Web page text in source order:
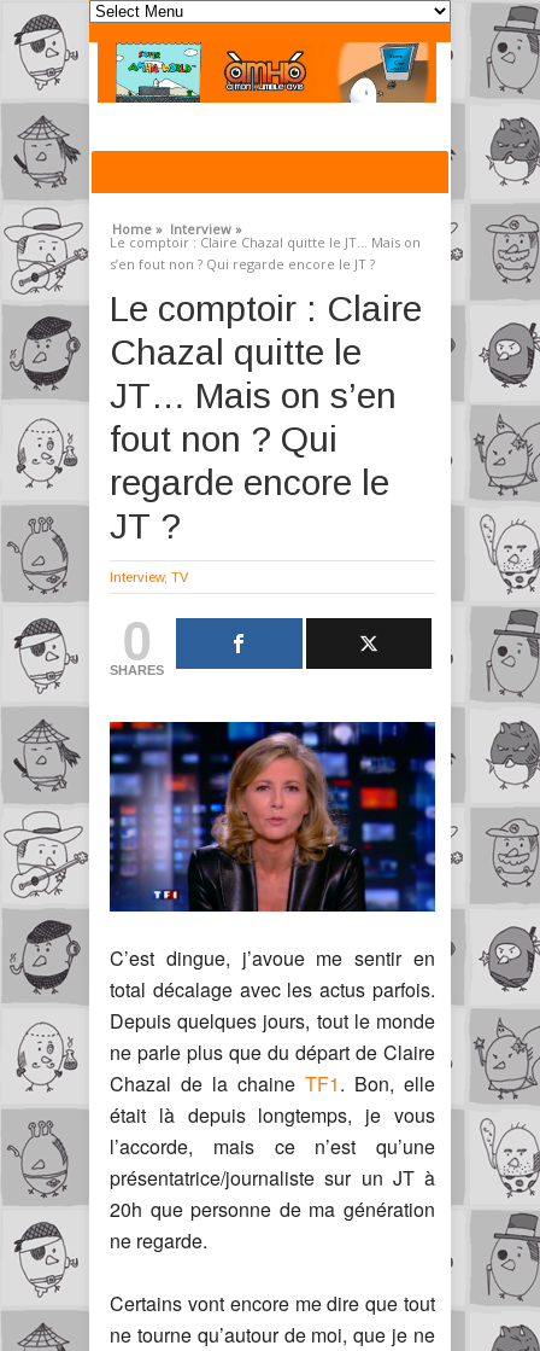
Home » Interview »
Le comptoir : Claire Chazal quitte le JT… Mais on
s’en fout non ? Qui regarde encore le JT ?
Le comptoir : Claire
Chazal quitte le
JT… Mais on s’en
fout non ? Qui
regarde encore le
JT ?
Interview, TV
0
SHARES
C’est dingue, j’avoue me sentir en
total décalage avec les actus parfois.
Depuis quelques jours, tout le monde
ne parle plus que du départ de Claire
Chazal de la chaine TF1. Bon, elle
était là depuis longtemps, je vous
l’accorde, mais ce n’est qu’une
présentatrice/journaliste sur un JT à
20h que personne de ma génération
ne regarde.
Certains vont encore me dire que tout
ne tourne qu’autour de moi, que je ne